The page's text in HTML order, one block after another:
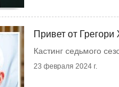
Привет от Грегори
Кастинг седьмого
23 февраля 2024 г.